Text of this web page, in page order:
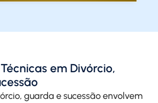
em Divórcio,
guarda e sucessão envolvem